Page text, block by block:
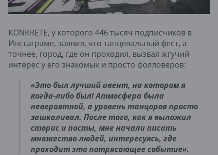
KONKRETE, у которого 446 тысяч подписчиков в
Инстаграме, заявил, что танцевальный фест, а
точнее, город, где он проходил, вызвал жгучий
интерес у его знакомых и просто фолловеров:
«Это был лучший ивент, на котором я
когда-либо был! Атмосфера была
невероятной, а уровень танцоров просто
зашкаливал. После того, как я выложил
сторис и посты, мне начали писать
множество людей, интересуясь, где
проходит это потрясающее событие».